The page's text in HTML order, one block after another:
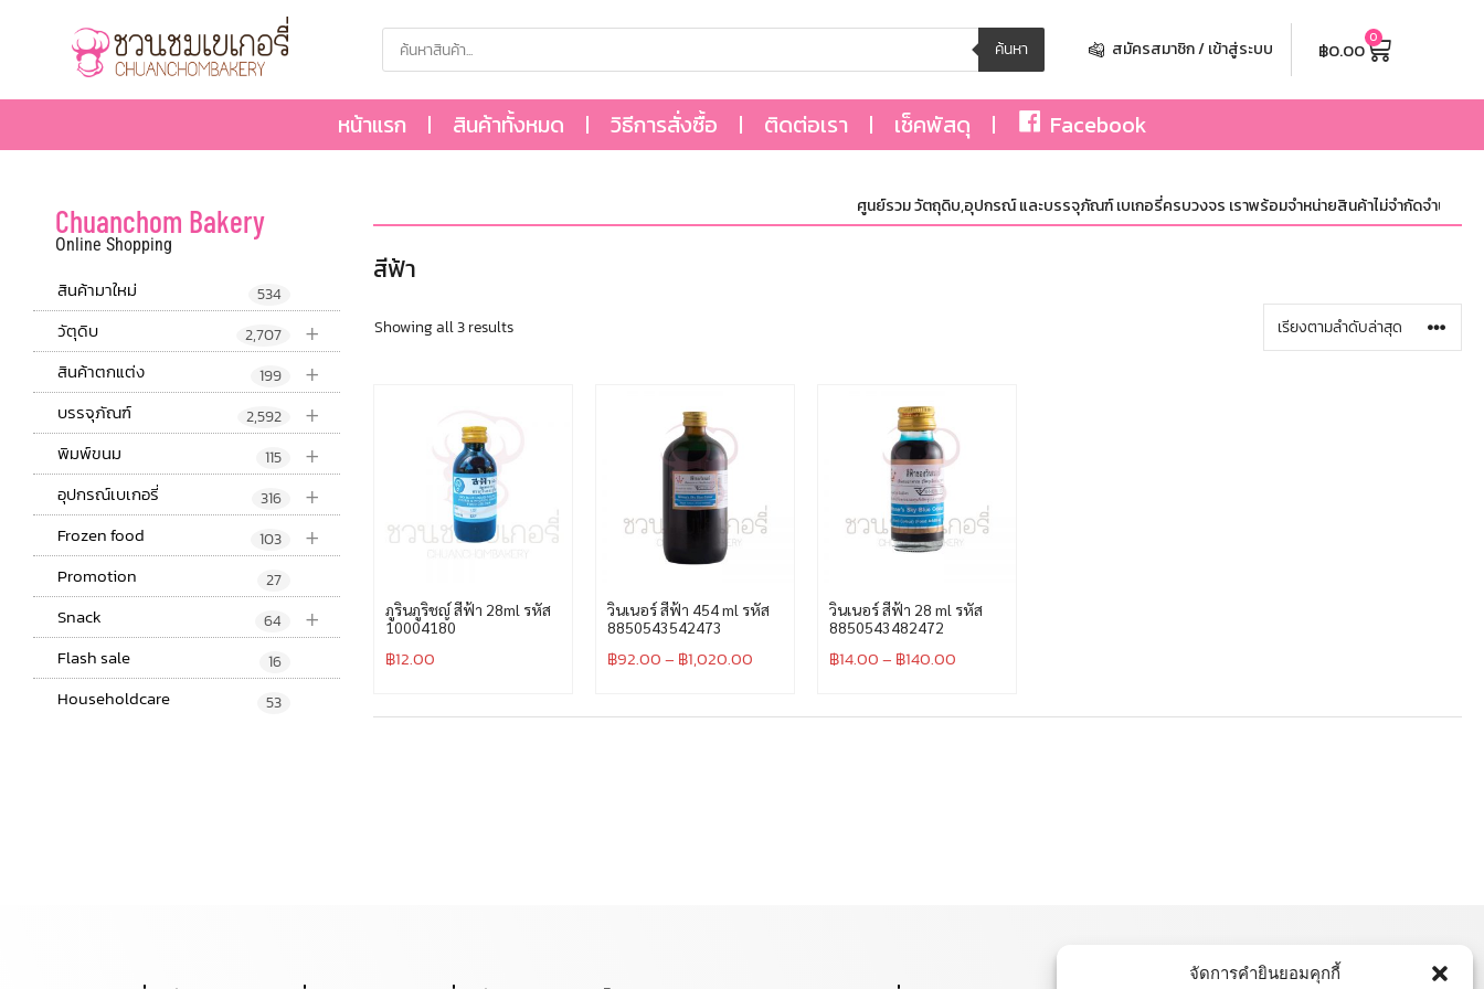
จัดการคำยินยอมคุกกี้
ค้นหา สมัครสมาชิก / เข้าสู่ระบบ ฿0.00 0
หน้าแรก สินค้าทั้งหมด วิธีการสั่งซื้อ ติดต่อเรา เช็คพัสดุ Facebook
Chuanchom Bakery
Online Shopping
สินค้ามาใหม่ 534
+
วัตุดิบ 2,707
+
สินค้าตกแต่ง 199
+
บรรจุภัณฑ์ 2,592
+
พิมพ์ขนม 115
+
อุปกรณ์เบเกอรี่ 316
+
Frozen food 103
Promotion 27
+
Snack 64
Flash sale 16
Householdcare 53
ศูนย์รวม วัตถุดิบ,อุปกรณ์ และบรรจุภัณฑ์ เบเกอรี่ครบวงจร เราพร้อมจำหน่ายสินค้าไม่จำกัดจำนวน ทั้
สีฟ้า
Showing all 3 results
ภูรินภูริชญ์ สีฟ้า 28ml รหัส
10004180
฿12.00
วินเนอร์ สีฟ้า 454 ml รหัส
8850543542473
฿92.00– ฿1,020.00
วินเนอร์ สีฟ้า 28 ml รหัส
8850543482472
฿14.00– ฿140.00